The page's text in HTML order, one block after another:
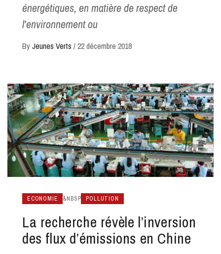
énergétiques, en matière de respect de
l’environnement ou
ByJeunes Verts /22 décembre 2018
ECONOMIE &NBSP POLLUTION
La recherche révèle l’inversion
des flux d’émissions en Chine